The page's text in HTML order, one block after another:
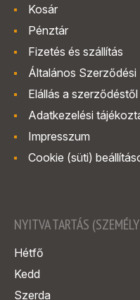
Kosár
Pénztár
Fizetés és szállítás
Általános Szerződési
Elállás a szerződéstől
Adatkezelési
Impresszum
Cookie (süti)
NYITVA TARTÁS
Hétfő
Kedd
Szerda